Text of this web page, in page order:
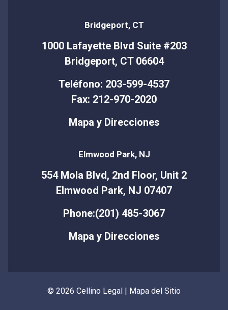
Bridgeport, CT
1000 Lafayette Blvd Suite #203
Bridgeport, CT 06604
Teléfono: 203-599-4537
Fax: 212-970-2020
Mapa y Direcciones
Elmwood Park, NJ
554 Mola Blvd, 2nd Floor, Unit 2
Elmwood Park, NJ 07407
Phone:(201) 485-3067
Mapa y Direcciones
© 2026 Cellino Legal | Mapa del Sitio